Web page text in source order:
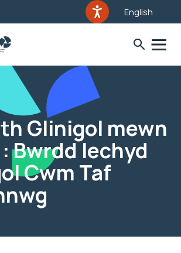
English
Glinigol mewn
Bwrdd Iechyd
Cwm Taf